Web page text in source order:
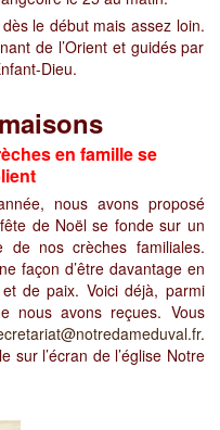
le début mais assez loin.
de l’Orient et guidés par
Dieu.
en famille se
nous avons proposé
de Noël se fonde sur un
de nos crèches familiales.
façon d’être davantage en
de paix. Voici déjà, parmi
nous avons reçues. Vous
.
sur l’écran de l’église Notre